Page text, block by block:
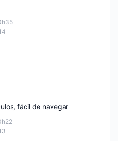
fácil de navegar